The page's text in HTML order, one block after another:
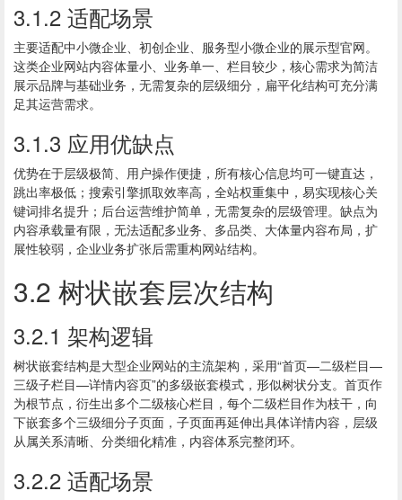
3.1.2 适配场景
主要适配中小微企业、初创企业、服务型小微企业的展示型官网。
这类企业网站内容体量小、业务单一、栏目较少，核心需求为简洁
展示品牌与基础业务，无需复杂的层级细分，扁平化结构可充分满
足其运营需求。
3.1.3 应用优缺点
优势在于层级极简、用户操作便捷，所有核心信息均可一键直达，
跳出率极低；搜索引擎抓取效率高，全站权重集中，易实现核心关
键词排名提升；后台运营维护简单，无需复杂的层级管理。缺点为
内容承载量有限，无法适配多业务、多品类、大体量内容布局，扩
展性较弱，企业业务扩张后需重构网站结构。
3.2 树状嵌套层次结构
3.2.1 架构逻辑
树状嵌套结构是大型企业网站的主流架构，采用“首页—二级栏目—
三级子栏目—详情内容页”的多级嵌套模式，形似树状分支。首页作
为根节点，衍生出多个二级核心栏目，每个二级栏目作为枝干，向
下嵌套多个三级细分子页面，子页面再延伸出具体详情内容，层级
从属关系清晰、分类细化精准，内容体系完整闭环。
3.2.2 适配场景